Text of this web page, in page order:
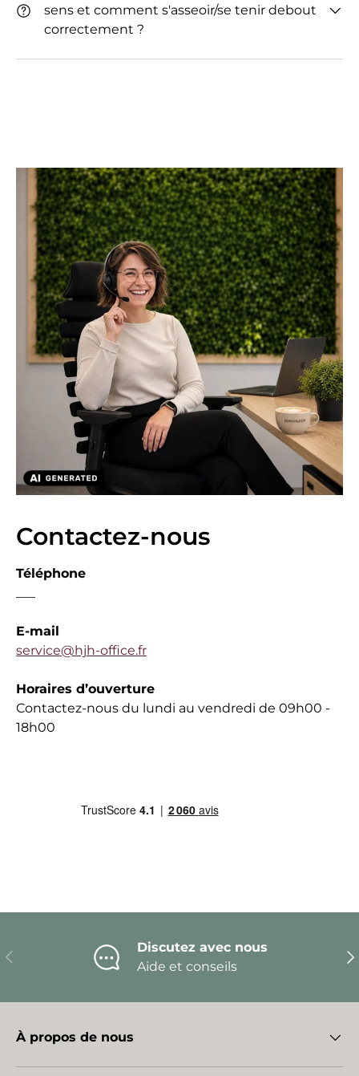
sens et comment s'asseoir/se tenir debout
correctement ?
Contactez-nous
Téléphone
E-mail
service@hjh-office.fr
Horaires d’ouverture
Contactez-nous du lundi au vendredi de 09h00 -
18h00
Précédent
Discutez avec nous
Aide et conseils
À propos de nous